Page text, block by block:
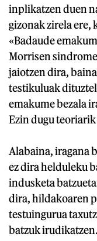
inplikatzen duen
gizonak zirela ere,
«Badaude
Morrisen
jaiotzen dira,
testikuluak
emakume bezala
Ezin dugu
Alabaina, iragana
ez dira helduleku
indusketa
dira, hildakoaren
testuingurua
batzuk